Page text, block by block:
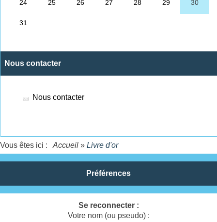
Nous contacter
Nous contacter
Vous êtes ici : Accueil » Livre d'or
Préférences
Se reconnecter :
Votre nom (ou pseudo) :